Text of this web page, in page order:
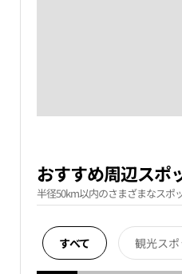
おすすめ周辺スポ
半径50km以内のさまざまなスポ
すべて 観光スポ